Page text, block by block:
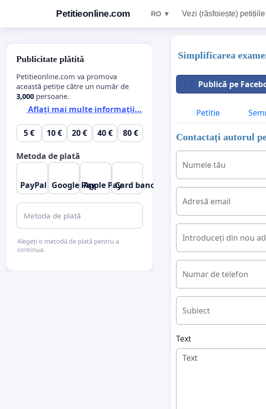
Petitieonline.com RO ▼ Vezi (răsfoiește) petițiile
Simplificarea
Publică pe
Petitie
Contactați autorul
Numele tău
Adresă email
Introduceți din nou
Numar de telefon
Subiect
Text
Publicitate plătită
Petitieonline.com va promova
această petiție către un număr de
3,000 persoane.
Aflați mai multe informații...
5 € 10 € 20 € 40 € 80 €
Metoda de plată
PayPal Google PayApple PayCard bancar
Metoda de plată
Alegeți o metodă de plată pentru a
continua.